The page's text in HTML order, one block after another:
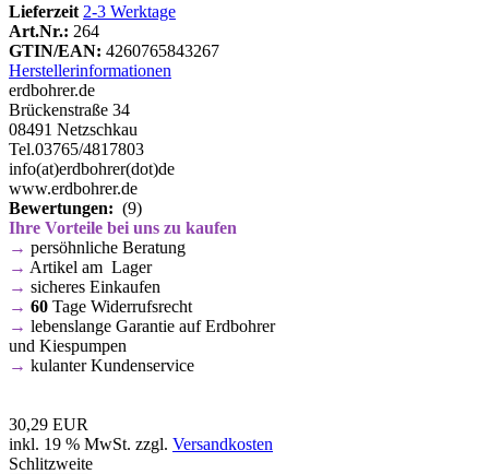
Lieferzeit 2-3 Werktage
Art.Nr.: 264
GTIN/EAN: 4260765843267
Herstellerinformationen
erdbohrer.de
Brückenstraße 34
08491 Netzschkau
Tel.03765/4817803
info(at)erdbohrer(dot)de
www.erdbohrer.de
Bewertungen: (9)
Ihre Vorteile bei uns zu kaufen
→ persöhnliche Beratung
→ Artikel am Lager
→ sicheres Einkaufen
→ 60 Tage Widerrufsrecht
→ lebenslange Garantie auf Erdbohrer
und Kiespumpen
→ kulanter Kundenservice
30,29 EUR
inkl. 19 % MwSt. zzgl. Versandkosten
Schlitzweite